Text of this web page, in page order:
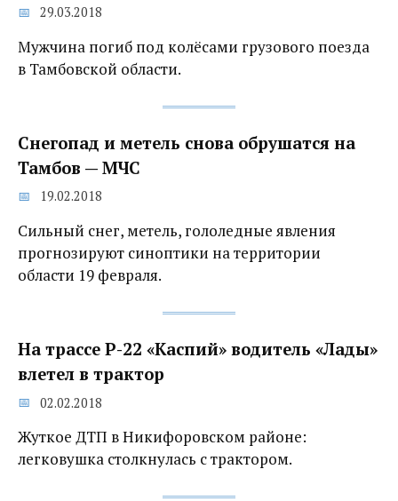
29.03.2018
Мужчина погиб под колёсами грузового поезда
в Тамбовской области.
Снегопад и метель снова обрушатся на
Тамбов — МЧС
19.02.2018
Сильный снег, метель, гололедные явления
прогнозируют синоптики на территории
области 19 февраля.
На трассе Р-22 «Каспий» водитель «Лады»
влетел в трактор
02.02.2018
Жуткое ДТП в Никифоровском районе:
легковушка столкнулась с трактором.